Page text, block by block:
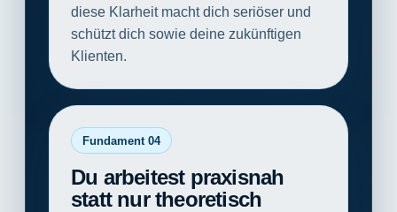
diese Klarheit macht dich seriöser und
schützt dich sowie deine zukünftigen
Klienten.
Fundament 04
Du arbeitest praxisnah
statt nur theoretisch